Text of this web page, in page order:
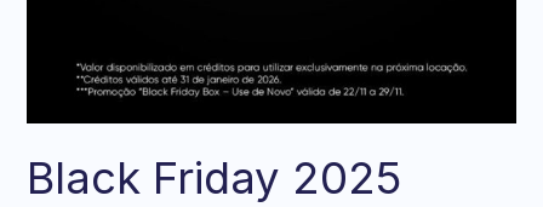
Black Friday 2025